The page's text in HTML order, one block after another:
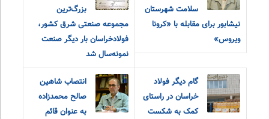
سلامت شهرستان
نیشابور برای مقابله با «کرونا
ویروس»
بزرگ‌ترین
مجموعه صنعتی شرق کشور،
فولادخراسان بار دیگر صنعت
نمونه‌سال شد
گام دیگر فولاد
خراسان در راستای
کمک به شکست
انتصاب شاهین
صالح محمدزاده
به عنوان قائم